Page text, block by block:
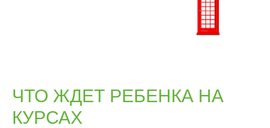
ЧТО ЖДЕТ РЕБЕНКА НА
КУРСАХ